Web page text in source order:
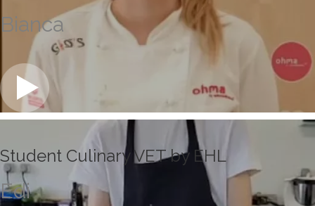
Bianca
Student Culinary VET by EHL
Edi